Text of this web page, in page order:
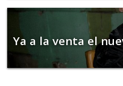
Ya a la venta el